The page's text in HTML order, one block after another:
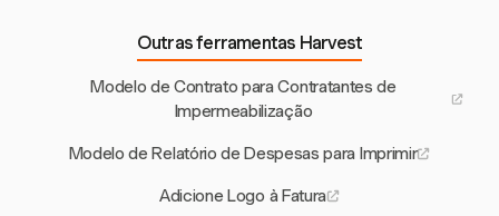
Outras ferramentas Harvest
Modelo de Contrato para Contratantes de
Impermeabilização
Modelo de Relatório de Despesas para Imprimir
Adicione Logo à Fatura